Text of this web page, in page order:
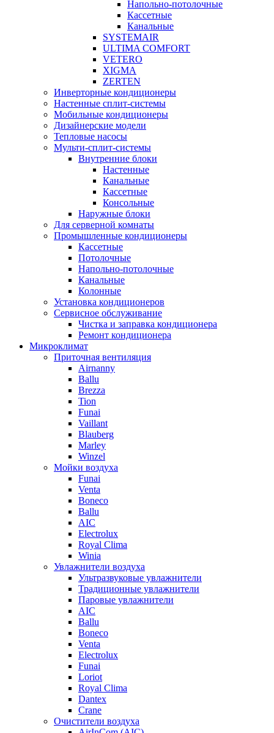
Напольно-потолочные
Кассетные
Канальные
SYSTEMAIR
ULTIMA COMFORT
VETERO
XIGMA
ZERTEN
Инверторные кондиционеры
Настенные сплит-системы
Мобильные кондиционеры
Дизайнерские модели
Тепловые насосы
Мульти-сплит-системы
Внутренние блоки
Настенные
Канальные
Кассетные
Консольные
Наружные блоки
Для серверной комнаты
Промышленные кондиционеры
Кассетные
Потолочные
Напольно-потолочные
Канальные
Колонные
Установка кондиционеров
Сервисное обслуживание
Чистка и заправка кондиционера
Ремонт кондиционера
Микроклимат
Приточная вентиляция
Airnanny
Ballu
Brezza
Tion
Funai
Vaillant
Blauberg
Marley
Winzel
Мойки воздуха
Funai
Venta
Boneco
Ballu
AIC
Electrolux
Royal Clima
Winia
Увлажнители воздуха
Ультразвуковые увлажнители
Традиционные увлажнители
Паровые увлажнители
AIC
Ballu
Boneco
Venta
Electrolux
Funai
Loriot
Royal Clima
Dantex
Crane
Очистители воздуха